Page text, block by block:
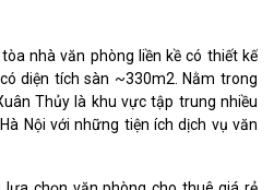
nhà văn phòng liền kề có thiết kế
diện tích sàn ~330m2. Nằm trong
Thủy là khu vực tập trung nhiều
Nội với những tiện ích dịch vụ văn